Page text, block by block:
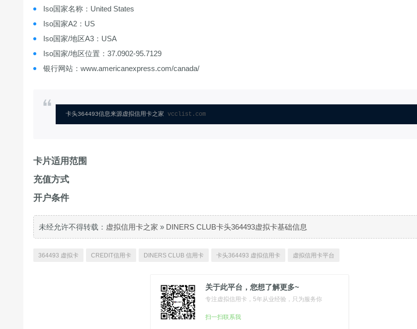
Iso国家名称：United States
Iso国家A2：US
Iso国家/地区A3：USA
Iso国家/地区位置：37.0902-95.7129
银行网站：www.americanexpress.com/canada/
卡头364493信息来源虚拟信用卡之家 vcclist.com
卡片适用范围
充值方式
开户条件
未经允许不得转载： 虚拟信用卡之家 » DINERS CLUB卡头364493虚拟卡基础信息
364493 虚拟卡 CREDIT信用卡 DINERS CLUB 信用卡 卡头364493 虚拟信用卡 虚拟信用卡平台
关于此平台，您想了解更多~
专注虚拟信用卡，5年从业经验，只为服务你
扫一扫联系我